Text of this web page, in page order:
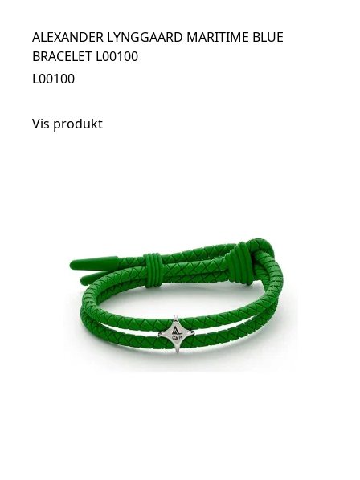
ALEXANDER LYNGGAARD MARITIME BLUE
BRACELET L00100
L00100
Vis produkt